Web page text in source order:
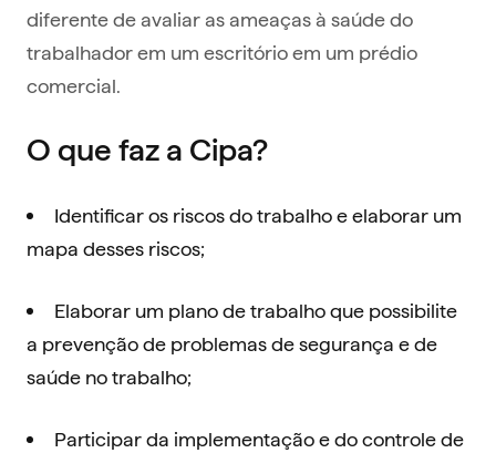
diferente de avaliar as ameaças à saúde do
trabalhador em um escritório em um prédio
comercial.
O que faz a Cipa?
Identificar os riscos do trabalho e elaborar um
mapa desses riscos;
Elaborar um plano de trabalho que possibilite
a prevenção de problemas de segurança e de
saúde no trabalho;
Participar da implementação e do controle de